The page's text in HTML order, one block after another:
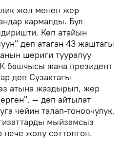
жол менен жер
кармалды. Бул
Кеп атайын
деп атаган 43 жаштагы
шериги тууралуу
башчысы жана президент
деп Сузактагы
атына жаздырып, жер
— деп айтылат
чейин талап-тоноочулук,
мыйзамсыз
нече жолу соттолгон.